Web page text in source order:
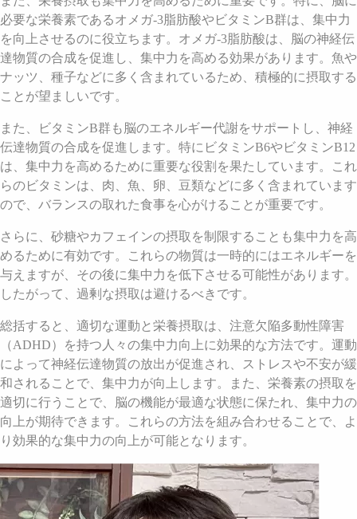
必要な栄養素であるオメガ-3脂肪酸やビタミンB群は、集中力
を向上させるのに役立ちます。オメガ-3脂肪酸は、脳の神経伝
達物質の合成を促進し、集中力を高める効果があります。魚や
ナッツ、種子などに多く含まれているため、積極的に摂取する
ことが望ましいです。
また、ビタミンB群も脳のエネルギー代謝をサポートし、神経
伝達物質の合成を促進します。特にビタミンB6やビタミンB12
は、集中力を高めるために重要な役割を果たしています。これ
らのビタミンは、肉、魚、卵、豆類などに多く含まれています
ので、バランスの取れた食事を心がけることが重要です。
さらに、砂糖やカフェインの摂取を制限することも集中力を高
めるために有効です。これらの物質は一時的にはエネルギーを
与えますが、その後に集中力を低下させる可能性があります。
したがって、過剰な摂取は避けるべきです。
総括すると、適切な運動と栄養摂取は、注意欠陥多動性障害
（ADHD）を持つ人々の集中力向上に効果的な方法です。運動
によって神経伝達物質の放出が促進され、ストレスや不安が緩
和されることで、集中力が向上します。また、栄養素の摂取を
適切に行うことで、脳の機能が最適な状態に保たれ、集中力の
向上が期待できます。これらの方法を組み合わせることで、よ
り効果的な集中力の向上が可能となります。